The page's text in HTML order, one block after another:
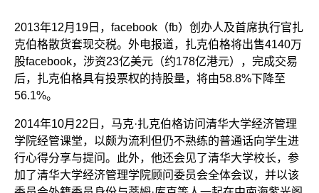
2013年12月19日，facebook（fb）创办人及首席执行官扎
克伯格散货套现交税。外电报道，扎克伯格将出售4140万
股facebook，涉资23亿美元（约178亿港元），完成交易
后，扎克伯格具有投票权的持股量，将由58.8%下降至
56.1%。
2014年10月22日，马克·扎克伯格访问清华大学经济管理
学院经管课堂，以颇为流利但仍不熟练的普通话向学生进
行心得分享与提问。此外，他还会见了清华大学校长，参
加了清华大学经济管理学院顾问委员会全体会议，并以该